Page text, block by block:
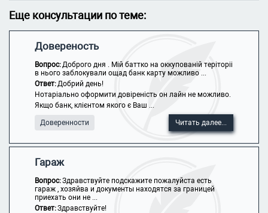
Еще консультации по теме:
Довереность
Вопрос:Доброго дня . Мій баттко на оккупованій теріторіі
в нього заблокували ощад банк карту можливо ...
Ответ:Добрий день!
Нотаріально оформити довіреність он лайн не можливо.
Якщо банк, клієнтом якого є Ваш ...
Доверенности Читать далее...
Гараж
Вопрос:Здравствуйте подскажите пожалуйста есть
гараж , хозяйва и документы находятся за границей
приехать они не ...
Ответ:Здравствуйте!